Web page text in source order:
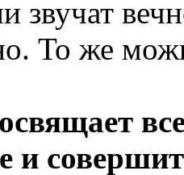
звучат
То же